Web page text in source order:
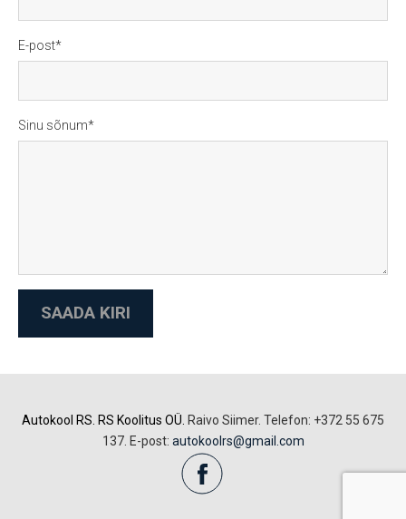
E-post
Sinu sõnum
Autokool RS. RS Koolitus OÜ. Raivo Siimer. Telefon: +372 55 675
137. E-post: autokoolrs@gmail.com